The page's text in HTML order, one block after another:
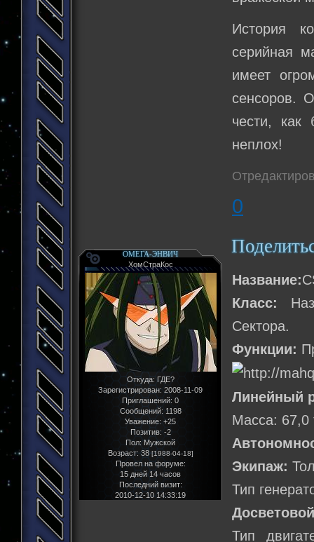
История
серийная
имеет
сенсоров.
чести,
неплох!
0
ОМЕГА-ЭНВИЧ
ХомСтраКос
Откуда: ГДЕ?
Зарегистрирован: 2008-11-09
Приглашений: 0
Сообщений: 1198
Уважение: +25
Позитив: -2
Пол: Мужской
Возраст: 38[1988-04-18]
Провел на форуме:
15 дней 14 часов
Последний визит:
2010-12-10 14:33:19
Название:
Класс:
Сектора.
Функции:
Линейный
Масса: 67,0
Экипаж:
Тип
Тип